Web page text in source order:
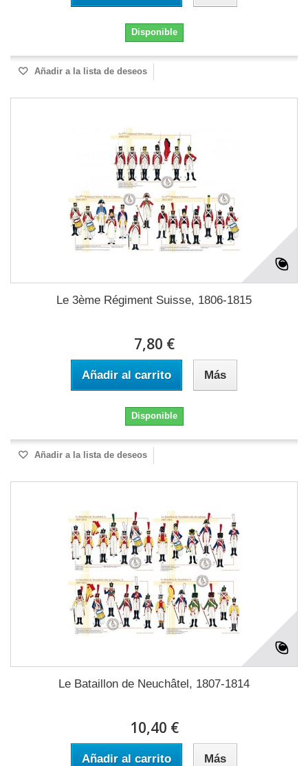
Disponible
Añadir a la lista de deseos
Le 3ème Régiment Suisse, 1806-1815
7,80 €
Añadir al carrito Más
Disponible
Añadir a la lista de deseos
Le Bataillon de Neuchâtel, 1807-1814
10,40 €
Añadir al carrito Más